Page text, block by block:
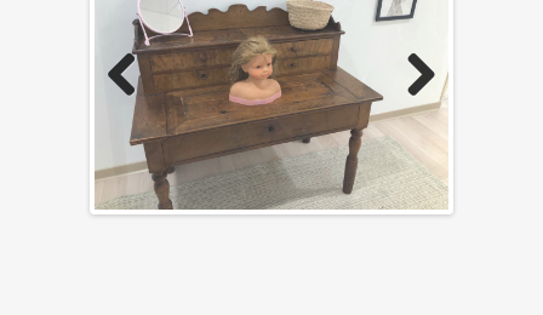
Previous Next